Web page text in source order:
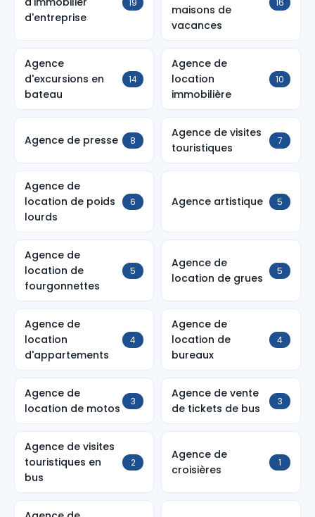
d'entreprise
maisons de
vacances
Agence
d'excursions en
bateau
14
Agence de
location
immobilière
10
Agence de presse 8
Agence de visites
touristiques
7
Agence de
location de poids
lourds
6 Agence artistique 5
Agence de
location de
fourgonnettes
5
Agence de
location de grues
5
Agence de
location
d'appartements
4
Agence de
location de
bureaux
4
Agence de
location de motos
3
Agence de vente
de tickets de bus
3
Agence de visites
touristiques en
bus
2
Agence de
croisières
1